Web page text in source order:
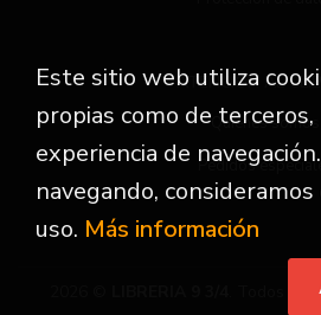
ATENCIÓN AL
Quiénes somos
Pedidos
. Todos los
Este sitio web utiliza
propias como de
experiencia de
navegando,
uso. Más información